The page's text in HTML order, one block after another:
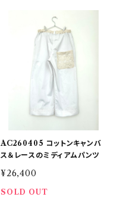
AC260405 コットンキャンバ
ス＆レースのミディアムパンツ
¥26,400
SOLD OUT